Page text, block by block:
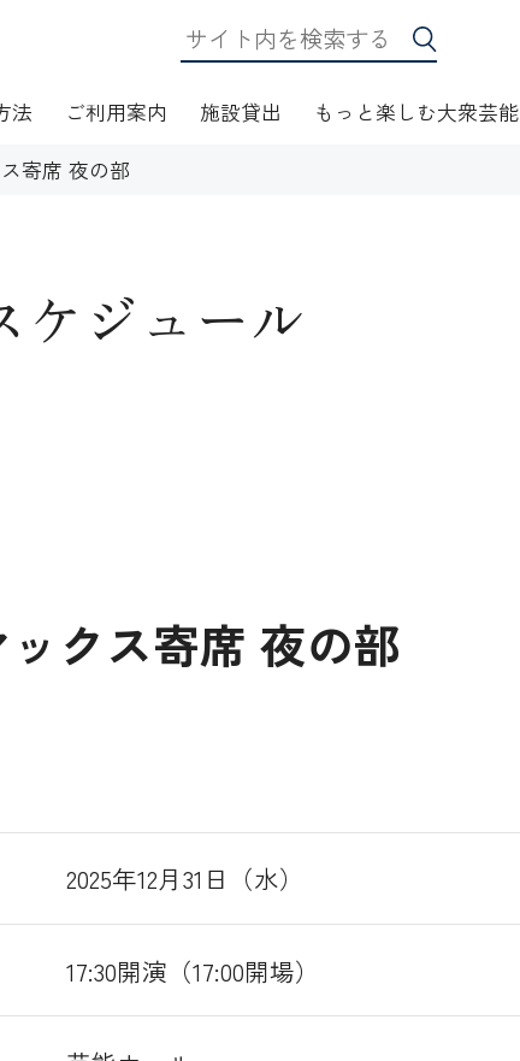
法 ご利用案内
フロアマップ
施設貸出
施設資料
もっと楽しむ大衆芸能
ワークショップ
寄席 夜の部
ケジュール
クス寄席 夜の部
2025年12月31日（水）
17:30開演（17:00開場）